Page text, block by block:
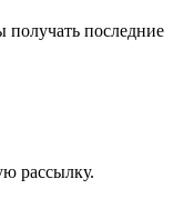
последние
рассылку.